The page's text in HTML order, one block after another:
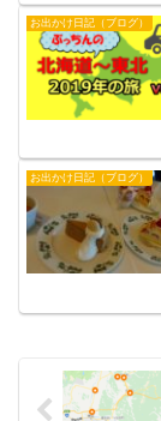
お出かけ日記（ブログ）
お出かけ日記（ブログ）